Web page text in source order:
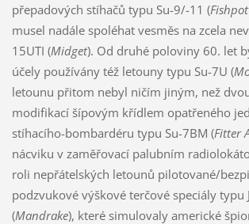
přepadových stíhačů typu Su-9/-11 (
musel nadále spoléhat vesměs na zcela
15UTI (Midget). Od druhé poloviny 60. let
účely používány též letouny typu Su-7U (
letounu přitom nebyl ničím jiným, než
modifikací šípovým křídlem opatřeného
stíhacího-bombardéru typu Su-7BM (Fitter
nácviku v zaměřovací palubním
roli nepřátelských letounů pilotované/
podzvukové výškové terčové speciály typu
(Mandrake), které simulovaly americké